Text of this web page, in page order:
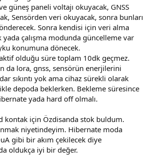
güneş paneli voltajı okuyacak, GNSS
Sensörden veri okuyacak, sonra bunları
Sonra kendisi için veri alma
yada çalışma modunda güncelleme var
konumuna dönecek.
olduğu süre toplam 10dk geçmez.
da lora, gnss, sensörün enerjilerini
sıkıntı yok ama cihaz sürekli olarak
depoda beklerken. Bekleme süresince
yada hard off olmalı.
kontak için Özdisanda stok buldum.
niyetindeyim. Hibernate moda
gibi bir akım çekilecek diye
oldukça iyi bir değer.